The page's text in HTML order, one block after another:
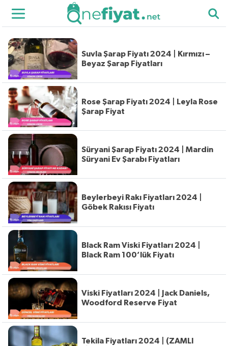
Suvla Şarap Fiyatı 2024 | Kırmızı –
Beyaz Şarap Fiyatları
Rose Şarap Fiyatı 2024 | Leyla Rose
Şarap Fiyat
Süryani Şarap Fiyatı 2024 | Mardin
Süryani Ev Şarabı Fiyatları
Beylerbeyi Rakı Fiyatları 2024 |
Göbek Rakısı Fiyatı
Black Ram Viski Fiyatları 2024 |
Black Ram 100’lük Fiyatı
Viski Fiyatları 2024 | Jack Daniels,
Woodford Reserve Fiyat
Tekila Fiyatları 2024 | (ZAMLI